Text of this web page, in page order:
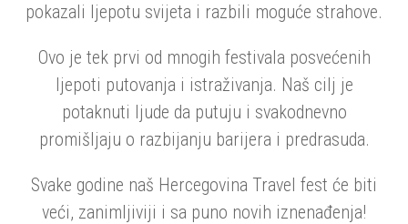
pokazali ljepotu svijeta i razbili moguće strahove.
Ovo je tek prvi od mnogih festivala posvećenih
ljepoti putovanja i istraživanja. Naš cilj je
potaknuti ljude da putuju i svakodnevno
promišljaju o razbijanju barijera i predrasuda.
Svake godine naš Hercegovina Travel fest će biti
veći, zanimljiviji i sa puno novih iznenađenja!